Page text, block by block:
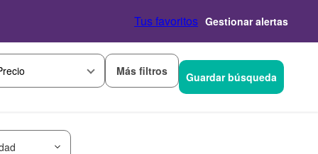
Tus favoritos Gestionar alertas
Más filtros Guardar búsqueda